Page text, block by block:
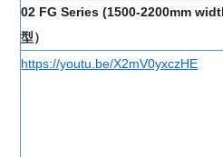
02 FG Series (1500-2200mm
型）
https://youtu.be/X2mV0yxczHE